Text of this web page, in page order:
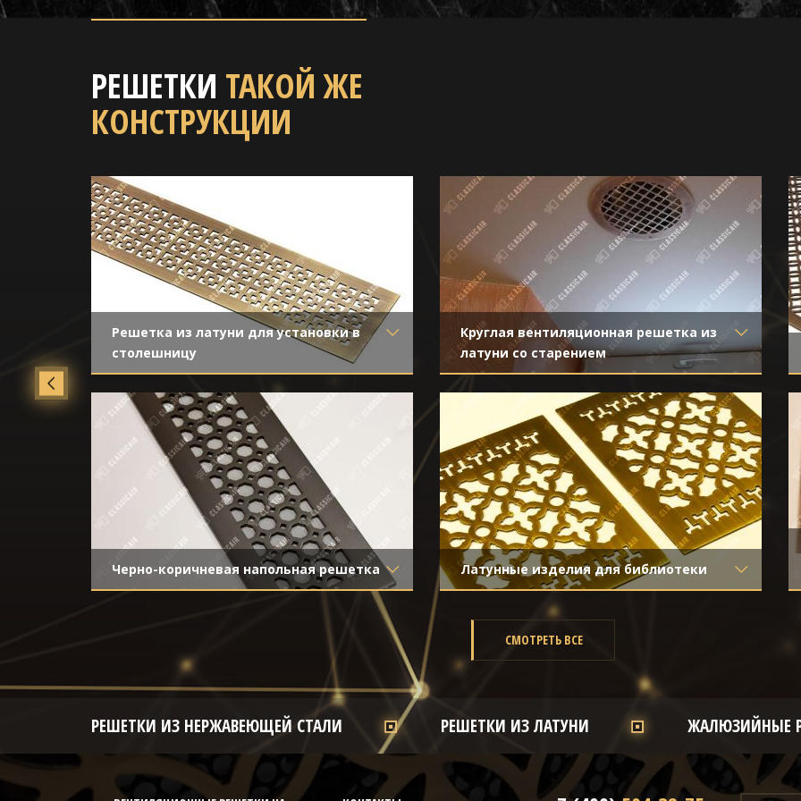
РЕШЕТКИ ТАКОЙ ЖЕ
КОНСТРУКЦИИ
Решетка из латуни для установки в
столешницу
Материал- Латунь
Отделка- Старение с направленной
риской
Черно-коричневая напольная решетка
Материал- Латунь
Круглая вентиляционная решетка из
латуни со старением
Материал- Латунь
Отделка- Старение с эффектом
затёртости
Латунные изделия для библиотеки
Материал- Латунь
- Старение с направленной
СМОТРЕТЬ ВСЕ
РЕШЕТКИ ИЗ НЕРЖАВЕЮЩЕЙ СТАЛИ РЕШЕТКИ ИЗ ЛАТУНИ ЖАЛЮЗИЙНЫЕ